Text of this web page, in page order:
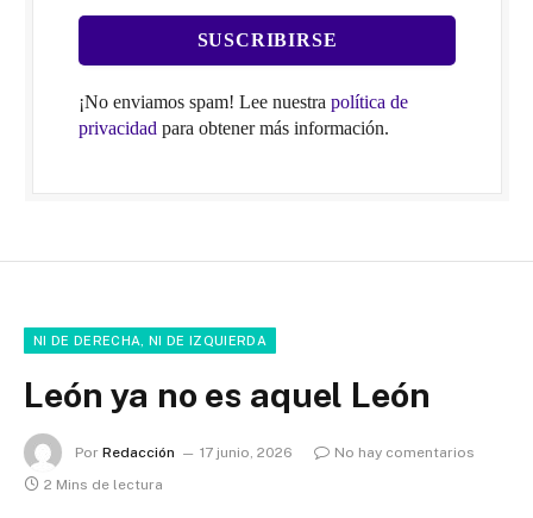
¡No enviamos spam! Lee nuestra política de
privacidadpara obtener más información.
NI DE DERECHA, NI DE IZQUIERDA
León ya no es aquel León
Por Redacción 17 junio, 2026
No hay comentarios
2 Mins de lectura